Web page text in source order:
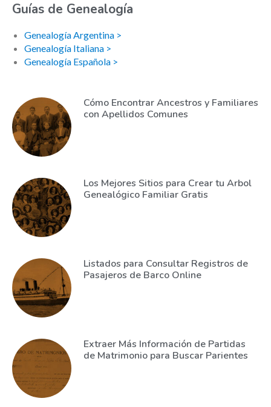
Guías de Genealogía
Genealogía Argentina >
Genealogía Italiana >
Genealogía Española >
Cómo Encontrar Ancestros y Familiares
con Apellidos Comunes
Los Mejores Sitios para Crear tu Arbol
Genealógico Familiar Gratis
Listados para Consultar Registros de
Pasajeros de Barco Online
Extraer Más Información de Partidas
de Matrimonio para Buscar Parientes